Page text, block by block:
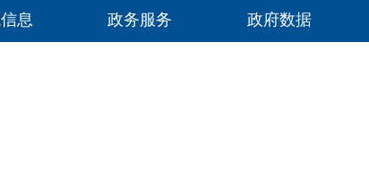
息 政务服务 政府数据